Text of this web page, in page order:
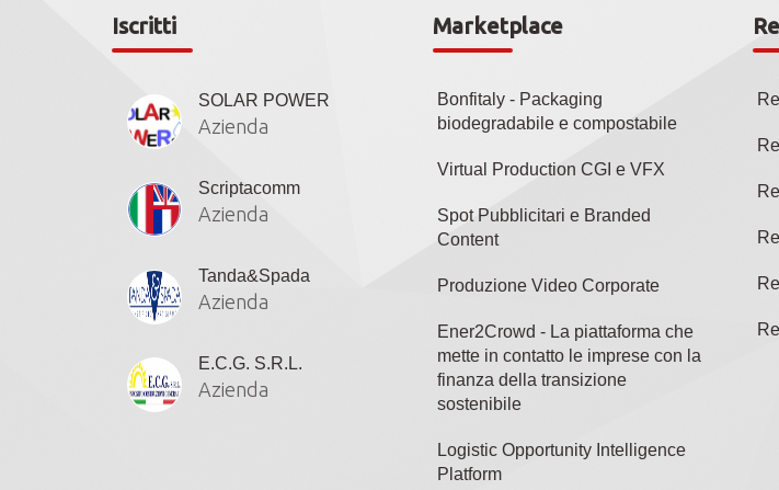
Iscritti
SOLAR POWER
Azienda
Scriptacomm
Azienda
Tanda&Spada
Azienda
E.C.G. S.R.L.
Azienda
Marketplace
Bonfitaly - Packaging
biodegradabile e compostabile
Virtual Production CGI e VFX
Spot Pubblicitari e Branded
Content
Produzione Video Corporate
Ener2Crowd - La piattaforma che
mette in contatto le imprese con la
finanza della transizione
sostenibile
Logistic Opportunity Intelligence
Platform